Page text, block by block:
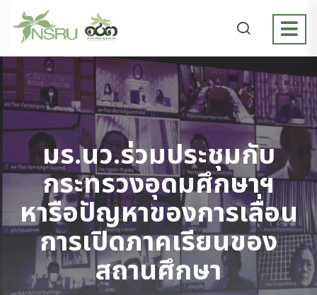
มร.นว.ร่วมประชุมกับ
กระทรวงอุดมศึกษาฯ
หารือปัญหาของการเลื่อน
การเปิดภาคเรียนของ
สถานศึกษา